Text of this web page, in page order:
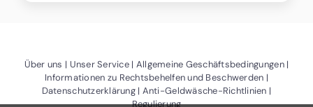
Über uns (Öffnet ein neues Fenster)
Unser Service(Öffnet ein neues Fenster)
Allgemeine Geschäftsbedingungen
Informationen zu Rechtsbehelfen und Beschwerden(Öffnet ein
Datenschutzerklärung(Öffnet ein neues Fenster)
Anti-Geldwäsche-Richtlinien(Öffnet
Regulierung